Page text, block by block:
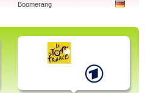
Boomerang